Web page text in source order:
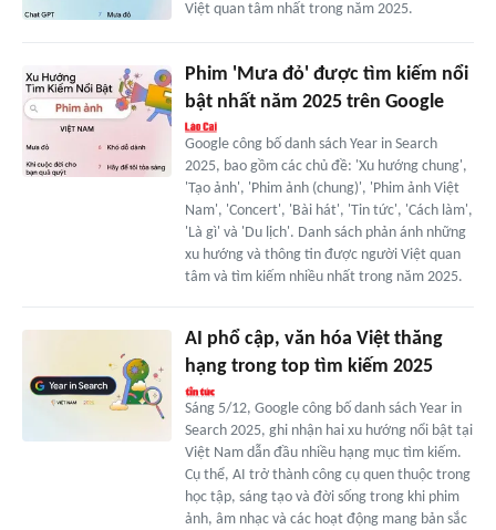
Việt quan tâm nhất trong năm 2025.
Phim 'Mưa đỏ' được tìm kiếm nổi
bật nhất năm 2025 trên Google
Google công bố danh sách Year in Search
2025, bao gồm các chủ đề: 'Xu hướng chung',
'Tạo ảnh', 'Phim ảnh (chung)', 'Phim ảnh Việt
Nam', 'Concert', 'Bài hát', 'Tin tức', 'Cách làm',
'Là gì' và 'Du lịch'. Danh sách phản ánh những
xu hướng và thông tin được người Việt quan
tâm và tìm kiếm nhiều nhất trong năm 2025.
AI phổ cập, văn hóa Việt thăng
hạng trong top tìm kiếm 2025
Sáng 5/12, Google công bố danh sách Year in
Search 2025, ghi nhận hai xu hướng nổi bật tại
Việt Nam dẫn đầu nhiều hạng mục tìm kiếm.
Cụ thể, AI trở thành công cụ quen thuộc trong
học tập, sáng tạo và đời sống trong khi phim
ảnh, âm nhạc và các hoạt động mang bản sắc